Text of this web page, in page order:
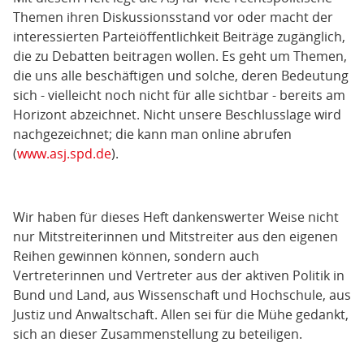
Themen ihren Diskussionsstand vor oder macht der
interessierten Parteiöffentlichkeit Beiträge zugänglich,
die zu Debatten beitragen wollen. Es geht um Themen,
die uns alle beschäftigen und solche, deren Bedeutung
sich - vielleicht noch nicht für alle sichtbar - bereits am
Horizont abzeichnet. Nicht unsere Beschlusslage wird
nachgezeichnet; die kann man online abrufen
(www.asj.spd.de).
Wir haben für dieses Heft dankenswerter Weise nicht
nur Mitstreiterinnen und Mitstreiter aus den eigenen
Reihen gewinnen können, sondern auch
Vertreterinnen und Vertreter aus der aktiven Politik in
Bund und Land, aus Wissenschaft und Hochschule, aus
Justiz und Anwaltschaft. Allen sei für die Mühe gedankt,
sich an dieser Zusammenstellung zu beteiligen.